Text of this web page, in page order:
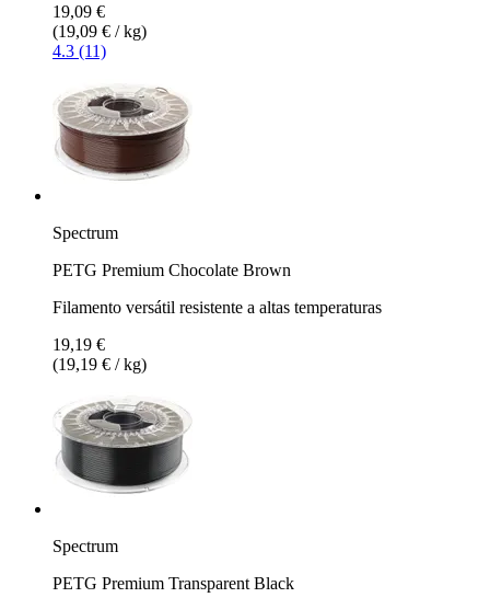
19,09 €
(19,09 € / kg)
4.3 (11)
Spectrum
PETG Premium Chocolate Brown
Filamento versátil resistente a altas temperaturas
19,19 €
(19,19 € / kg)
Spectrum
PETG Premium Transparent Black